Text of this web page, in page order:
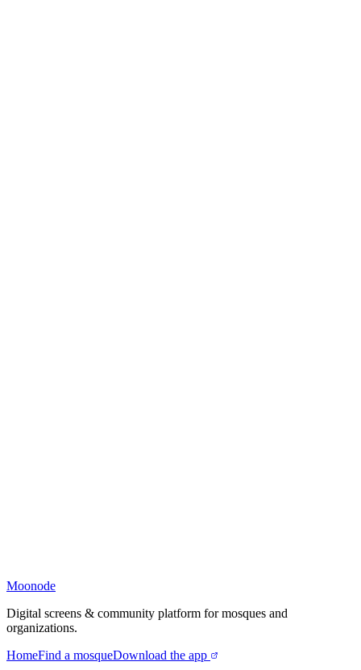
Moonode
Digital screens & community platform for mosques and
organizations.
HomeFind a mosqueDownload the app